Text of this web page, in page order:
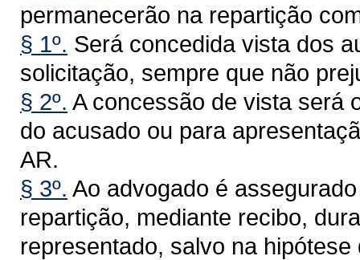
permanecerão na repartição
§ 1º. Será concedida vista dos
solicitação, sempre que não
§ 2º. A concessão de vista será
do acusado ou para
AR.
§ 3º. Ao advogado é
repartição, mediante recibo,
representado, salvo na